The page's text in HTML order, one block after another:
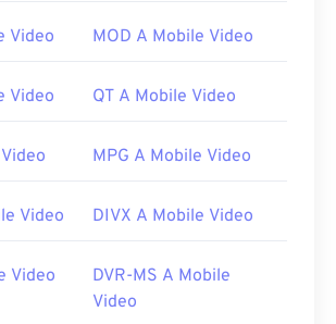
open source, Xvid è
sviluppato Xvid per PC, ma
versione funziona su Windows
che possono riprodurre file Xvid
sottotitoli o menu interattivi, ma
con strumenti gratuiti di terze parti
Video MOD A Mobile Video
Video QT A Mobile Video
MPG A Mobile Video
Video DIVX A Mobile Video
Video
DVR-MS A Mobile
Video